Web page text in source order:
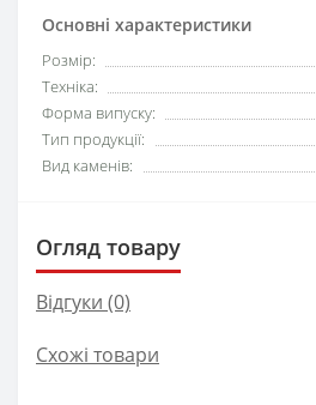
Основні характеристики
Розмір:
Техніка:
Форма випуску:
Тип продукції:
Вид каменів:
Огляд товару
Відгуки (0)
Схожі товари